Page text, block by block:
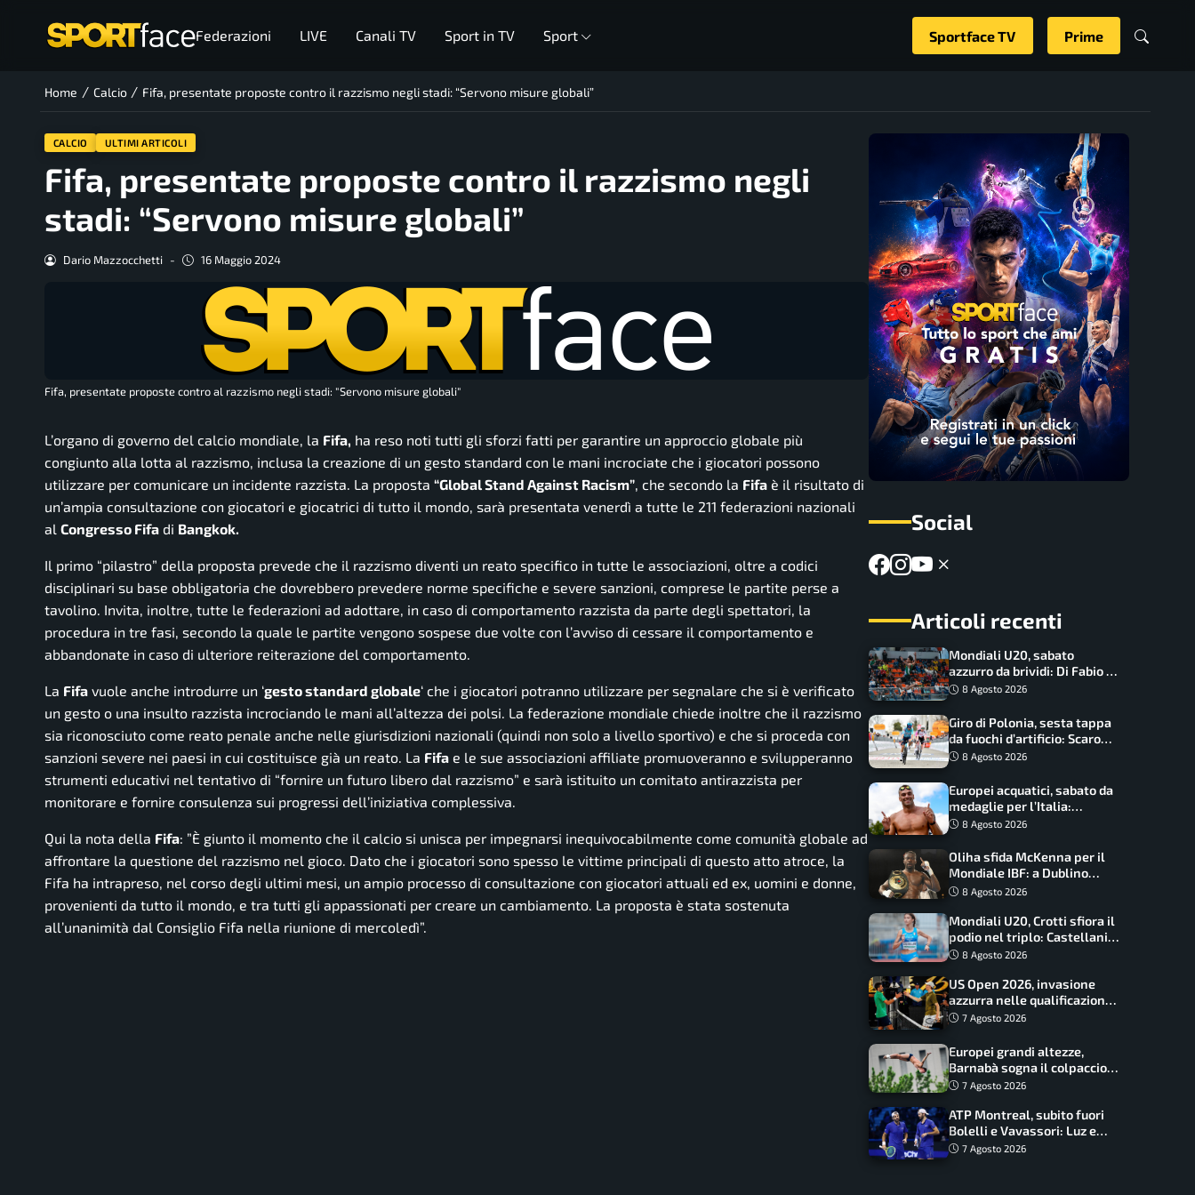
Federazioni LIVE Canali TV Sport in TV Sport Sportface TV Prime
Home / Calcio / Fifa, presentate proposte contro il razzismo negli stadi: “Servono misure globali”
CALCIO ULTIMI ARTICOLI
Fifa, presentate proposte contro il razzismo negli
stadi: “Servono misure globali”
Dario Mazzocchetti - 16 Maggio 2024
Fifa, presentate proposte contro al razzismo negli stadi: "Servono misure globali"
L’organo di governo del calcio mondiale, la Fifa, ha reso noti tutti gli sforzi fatti per garantire un approccio globale più
congiunto alla lotta al razzismo, inclusa la creazione di un gesto standard con le mani incrociate che i giocatori possono
utilizzare per comunicare un incidente razzista. La proposta “Global Stand Against Racism”, che secondo la Fifa è il risultato di
un’ampia consultazione con giocatori e giocatrici di tutto il mondo, sarà presentata venerdì a tutte le 211 federazioni nazionali
al Congresso Fifa di Bangkok.
Il primo “pilastro” della proposta prevede che il razzismo diventi un reato specifico in tutte le associazioni, oltre a codici
disciplinari su base obbligatoria che dovrebbero prevedere norme specifiche e severe sanzioni, comprese le partite perse a
tavolino. Invita, inoltre, tutte le federazioni ad adottare, in caso di comportamento razzista da parte degli spettatori, la
procedura in tre fasi, secondo la quale le partite vengono sospese due volte con l’avviso di cessare il comportamento e
abbandonate in caso di ulteriore reiterazione del comportamento.
La Fifa vuole anche introdurre un ‘gesto standard globale‘ che i giocatori potranno utilizzare per segnalare che si è verificato
un gesto o una insulto razzista incrociando le mani all’altezza dei polsi. La federazione mondiale chiede inoltre che il razzismo
sia riconosciuto come reato penale anche nelle giurisdizioni nazionali (quindi non solo a livello sportivo) e che si proceda con
sanzioni severe nei paesi in cui costituisce già un reato. La Fifa e le sue associazioni affiliate promuoveranno e svilupperanno
strumenti educativi nel tentativo di “fornire un futuro libero dal razzismo” e sarà istituito un comitato antirazzista per
monitorare e fornire consulenza sui progressi dell’iniziativa complessiva.
Qui la nota della Fifa: ”È giunto il momento che il calcio si unisca per impegnarsi inequivocabilmente come comunità globale ad
affrontare la questione del razzismo nel gioco. Dato che i giocatori sono spesso le vittime principali di questo atto atroce, la
Fifa ha intrapreso, nel corso degli ultimi mesi, un ampio processo di consultazione con giocatori attuali ed ex, uomini e donne,
provenienti da tutto il mondo, e tra tutti gli appassionati per creare un cambiamento. La proposta è stata sostenuta
all’unanimità dal Consiglio Fifa nella riunione di mercoledì”.
Social
Articoli recenti
Mondiali U20, sabato
azzurro da brividi: Di Fabio e
Inzoli sognano le medaglie,
8 Agosto 2026
Giro di Polonia, sesta tappa
da fuochi d’artificio: Scaroni
può attaccare la maglia di
8 Agosto 2026
Europei acquatici, sabato da
medaglie per l’Italia:
Paltrinieri guida la staffetta,
grandi altezze
8 Agosto 2026
Oliha sfida McKenna per il
Mondiale IBF: a Dublino
serve l’impresa nella tana
8 Agosto 2026
Mondiali U20, Crotti sfiora il
podio nel triplo: Castellani
da record, Succo in finale
8 Agosto 2026
US Open 2026, invasione
azzurra nelle qualificazioni:
17 italiani a caccia del main
7 Agosto 2026
Europei grandi altezze,
Barnabà sogna il colpaccio:
è leader a metà gara, Baraldi
7 Agosto 2026
ATP Montreal, subito fuori
Bolelli e Vavassori: Luz e
Matos fermano gli azzurri
7 Agosto 2026